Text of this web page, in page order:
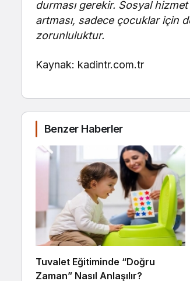
durması gerekir. Sosyal
artması, sadece çocuklar için
zorunluluktur.
Kaynak: kadintr.com.tr
Benzer Haberler
Tuvalet Eğitiminde “Doğru
Zaman” Nasıl Anlaşılır?